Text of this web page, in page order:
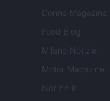
Donne Magazine
Food Blog
Milano Notizie
Motor Magazine
Notizie.it